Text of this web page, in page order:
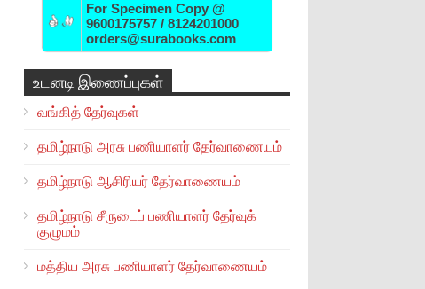
For Specimen Copy @
9600175757 / 8124201000
orders@surabooks.com
உடனடி இணைப்புகள்
வங்கித் தேர்வுகள்
தமிழ்நாடு அரசு பணியாளர் தேர்வாணையம்
தமிழ்நாடு ஆசிரியர் தேர்வாணையம்
தமிழ்நாடு சீருடைப் பணியாளர் தேர்வுக்
குழுமம்
மத்திய அரசு பணியாளர் தேர்வாணையம்